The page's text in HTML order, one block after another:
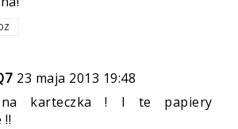
23 maja 2013 19:48
karteczka ! I te papiery
!!